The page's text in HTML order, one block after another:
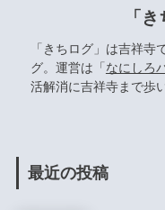
「
「きちログ」は吉祥寺
グ。運営は「 なにしろ
活解消に吉祥寺まで歩
最近の投稿